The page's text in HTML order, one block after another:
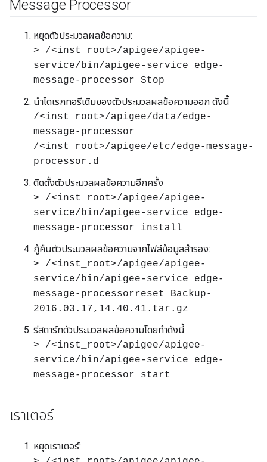
Message Processor
หยุดตัวประมวลผลข้อความ:
> /<inst_root>/apigee/apigee-
service/bin/apigee-service edge-
message-processor Stop
นำไดเรกทอรีเดิมของตัวประมวลผลข้อความออก ดังนี้
/<inst_root>/apigee/data/edge-
message-processor
/<inst_root>/apigee/etc/edge-message-
processor.d
ติดตั้งตัวประมวลผลข้อความอีกครั้ง
> /<inst_root>/apigee/apigee-
service/bin/apigee-service edge-
message-processor install
กู้คืนตัวประมวลผลข้อความจากไฟล์ข้อมูลสำรอง:
> /<inst_root>/apigee/apigee-
service/bin/apigee-service edge-
message-processorreset Backup-
2016.03.17,14.40.41.tar.gz
รีสตาร์ทตัวประมวลผลข้อความโดยทำดังนี้
> /<inst_root>/apigee/apigee-
service/bin/apigee-service edge-
message-processor start
เราเตอร์
หยุดเราเตอร์: